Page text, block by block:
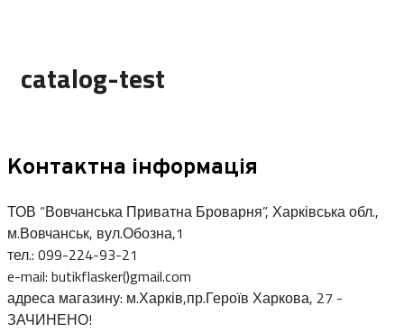
catalog-test
Контактна інформація
ТОВ “Вовчанська Приватна Броварня”, Харківська обл.,
м.Вовчанськ, вул.Обозна,1
тел.: 099-224-93-21
e-mail: butikflasker()gmail.com
адреса магазину: м.Харків,пр.Героїв Харкова, 27 -
ЗАЧИНЕНО!